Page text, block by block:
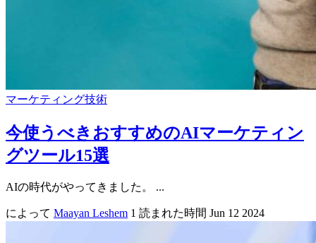
マーケティング技術
今使うべきおすすめのAIマーケティン
グツール15選
AIの時代がやってきました。 ...
によって Maayan Leshem 1 読まれた時間 Jun 12 2024